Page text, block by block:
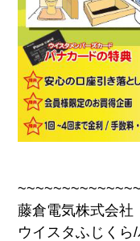
藤倉電気株式会社
ウイスタふじくら